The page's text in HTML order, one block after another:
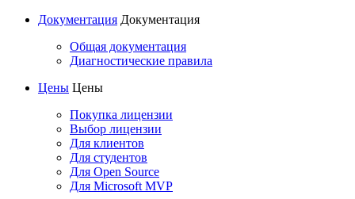
Документация Документация
Общая документация
Диагностические правила
Цены Цены
Покупка лицензии
Выбор лицензии
Для клиентов
Для студентов
Для Open Source
Для Microsoft MVP